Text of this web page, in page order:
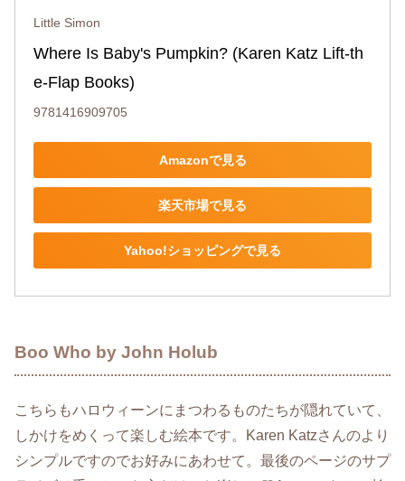
Little Simon
Where Is Baby's Pumpkin? (Karen Katz Lift-th
e-Flap Books)
9781416909705
Amazonで見る
楽天市場で見る
Yahoo!ショッピングで見る
Boo Who by John Holub
こちらもハロウィーンにまつわるものたちが隠れていて、
しかけをめくって楽しむ絵本です。Karen Katzさんのより
シンプルですのでお好みにあわせて。最後のページのサプ